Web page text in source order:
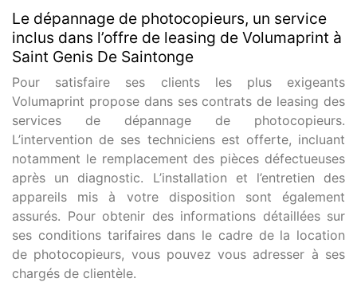
Le dépannage de photocopieurs, un service
inclus dans l’offre de leasing de Volumaprint à
Saint Genis De Saintonge
Pour satisfaire ses clients les plus exigeants
Volumaprint propose dans ses contrats de leasing des
services de dépannage de photocopieurs.
L’intervention de ses techniciens est offerte, incluant
notamment le remplacement des pièces défectueuses
après un diagnostic. L’installation et l’entretien des
appareils mis à votre disposition sont également
assurés. Pour obtenir des informations détaillées sur
ses conditions tarifaires dans le cadre de la location
de photocopieurs, vous pouvez vous adresser à ses
chargés de clientèle.